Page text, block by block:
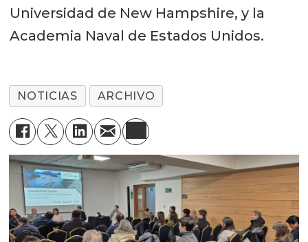
Universidad de New Hampshire, y la
Academia Naval de Estados Unidos.
NOTICIAS ARCHIVO